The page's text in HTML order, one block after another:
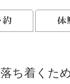
体
落ち着くた